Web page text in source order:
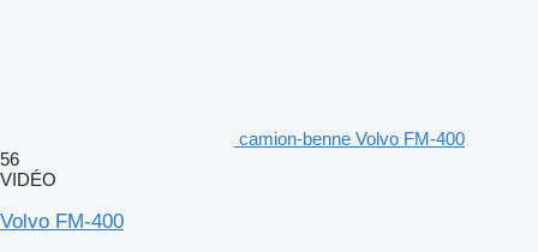
camion-benne Volvo FM-400
56
VIDÉO
Volvo FM-400